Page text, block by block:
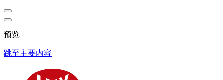
预览
跳至主要内容